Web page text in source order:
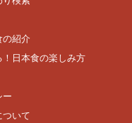
の紹介
！日本食の楽しみ方
ー
ついて